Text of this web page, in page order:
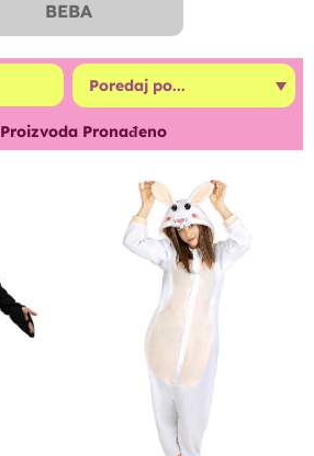
BEBA
Proizvoda Pronađeno